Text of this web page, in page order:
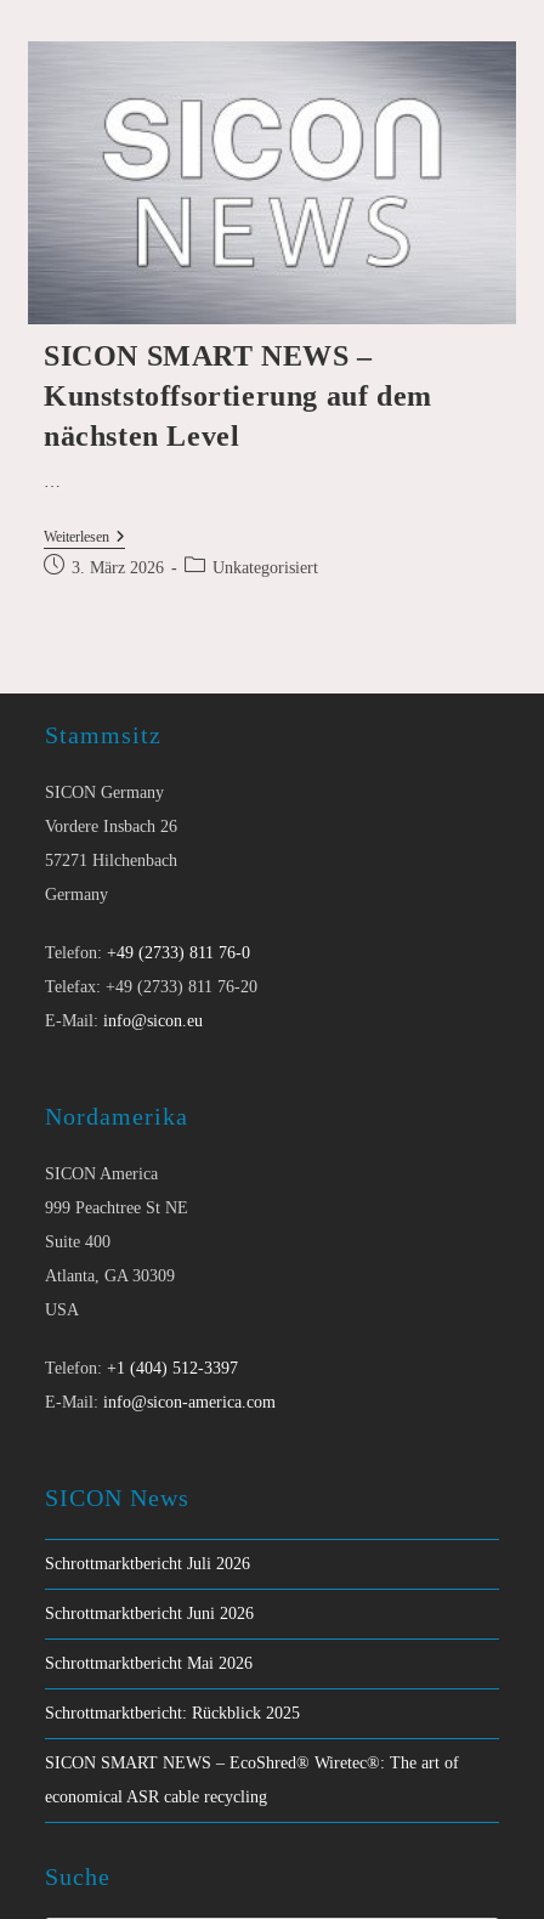
SICON SMART NEWS –
Kunststoffsortierung auf dem
nächsten Level
WeiterlesenSICON
NEWS
Level
Beitrag3. März 2026
Beitrags-
Unkategorisiert
Stammsitz
SICON Germany
Vordere Insbach 26
57271 Hilchenbach
Germany
Telefon:+49 (2733) 811 76-0
Telefax: +49 (2733) 811 76-20
E-Mail:info@sicon.eu
Nordamerika
SICON America
999 Peachtree St NE
Suite 400
Atlanta, GA 30309
USA
Telefon:+1 (404) 512-3397
E-Mail:info@sicon-america.com
SICON News
Schrottmarktbericht Juli 2026
Schrottmarktbericht Juni 2026
Schrottmarktbericht Mai 2026
Schrottmarktbericht: Rückblick 2025
SICON SMART NEWS – EcoShred® Wiretec®: The art of
economical ASR cable recycling
Suche